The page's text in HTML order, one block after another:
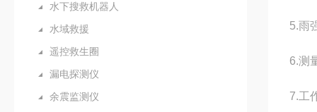
水下搜救机器人
水域救援
遥控救生圈
漏电探测仪
余震监测仪
5.雨
6.测
7.工